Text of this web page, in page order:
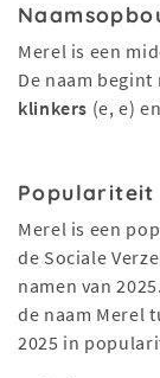
Merel is een
De naam
klinkers (e, e)
Populariteit
Merel is een
de Sociale
namen van
de naam Merel
2025 in